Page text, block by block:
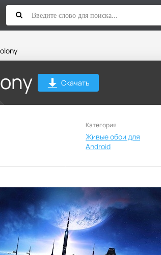
Скачать
Категория
Живые обои для
Android